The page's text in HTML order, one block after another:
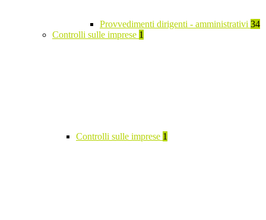
Provvedimenti dirigenti - amministrativi 34
Controlli sulle imprese 1
Controlli sulle imprese 1